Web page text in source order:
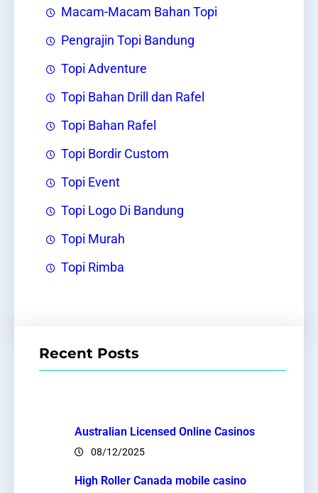
Macam-Macam Bahan Topi
Pengrajin Topi Bandung
Topi Adventure
Topi Bahan Drill dan Rafel
Topi Bahan Rafel
Topi Bordir Custom
Topi Event
Topi Logo Di Bandung
Topi Murah
Topi Rimba
Recent Posts
Australian Licensed Online Casinos
08/12/2025
High Roller Canada mobile casino